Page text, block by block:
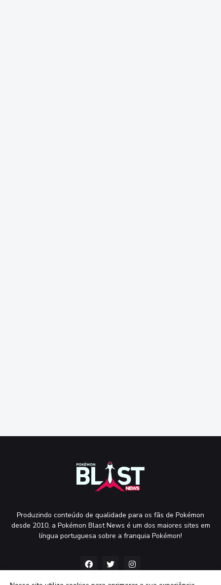
Produzindo conteúdo de qualidade para os fãs de Pokémon
desde 2010, a Pokémon Blast News é um dos maiores sites em
língua portuguesa sobre a franquia Pokémon!